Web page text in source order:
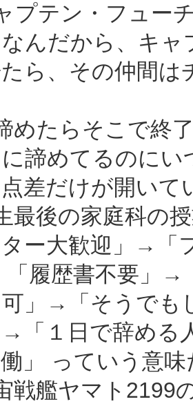
プテン・フュー
なんだから、キ
ら、その仲間は
めたらそこで終
諦めてるのに
差だけが開いて
最後の家庭科の
ター大歓迎」→「
「履歴書不要」→
」→「そうでも
「１日で辞める
」 っていう意
戦艦ヤマト2199